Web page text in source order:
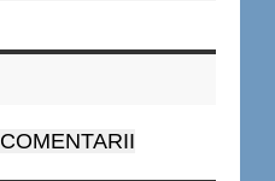
COMENTARII